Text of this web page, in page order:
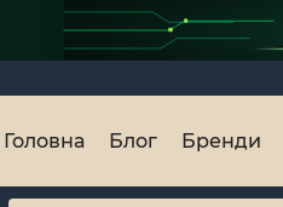
Головна Блог Бренди